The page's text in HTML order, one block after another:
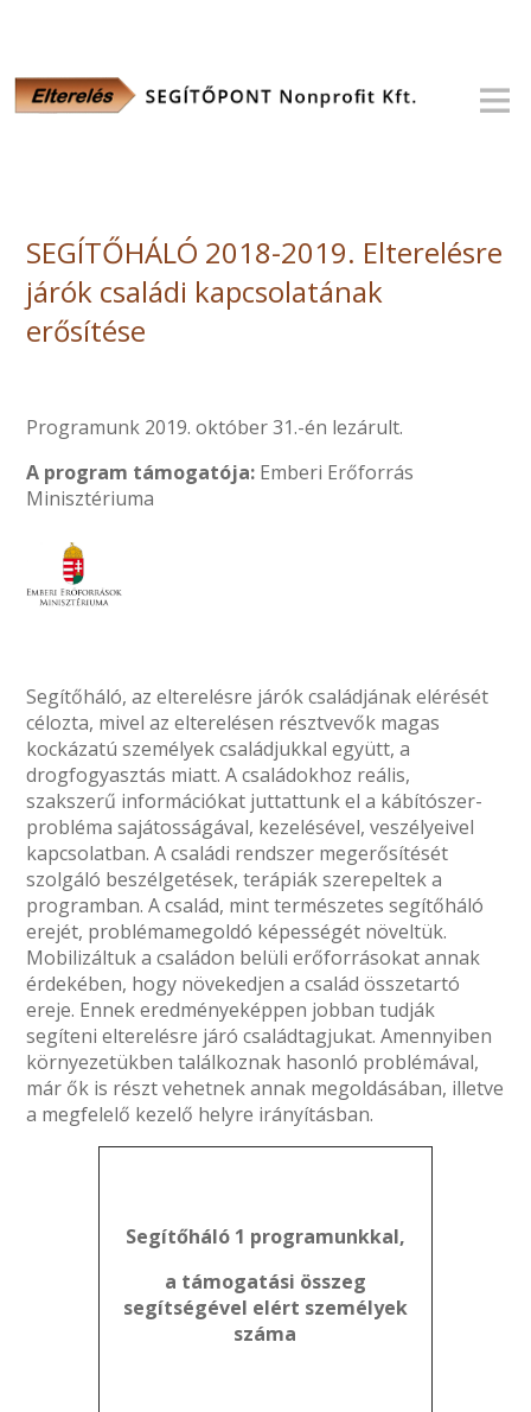
SEGÍTŐHÁLÓ 2018-2019. Elterelésre
járók családi kapcsolatának
erősítése
Programunk 2019. október 31.-én lezárult.
A program támogatója: Emberi Erőforrás
Minisztériuma
Segítőháló, az elterelésre járók családjának elérését
célozta, mivel az elterelésen résztvevők magas
kockázatú személyek családjukkal együtt, a
drogfogyasztás miatt. A családokhoz reális,
szakszerű információkat juttattunk el a kábítószer-
probléma sajátosságával, kezelésével, veszélyeivel
kapcsolatban. A családi rendszer megerősítését
szolgáló beszélgetések, terápiák szerepeltek a
programban. A család, mint természetes segítőháló
erejét, problémamegoldó képességét növeltük.
Mobilizáltuk a családon belüli erőforrásokat annak
érdekében, hogy növekedjen a család összetartó
ereje. Ennek eredményeképpen jobban tudják
segíteni elterelésre járó családtagjukat. Amennyiben
környezetükben találkoznak hasonló problémával,
már ők is részt vehetnek annak megoldásában, illetve
a megfelelő kezelő helyre irányításban.
Segítőháló 1 programunkkal,
a támogatási összeg
segítségével elért személyek
száma